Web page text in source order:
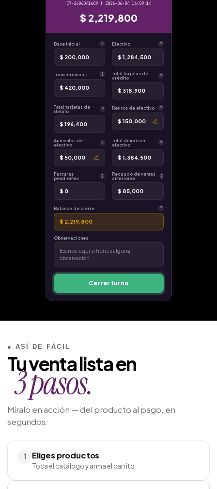
C7-2606041609 | 2026-06-04 16:09:14
$ 2,219,800
Base inicial ?
$ 200,000
Efectivo ?
$ 1,284,500
Transferencias ?
$ 420,000
Total tarjetas de
crédito
?
$ 318,900
Total tarjetas de
débito
?
$ 196,400
Retiros de efectivo ?
$ 150,000
Aumentos de
efectivo
?
$ 50,000
Total dinero en
efectivo
?
$ 1,384,500
Facturas
pendientes
?
$ 0
Recaudo de ventas
anteriores
?
$ 85,000
Balance de cierre ?
$ 2,219,800
Observaciones
Escribe aquí si tienes alguna
observación
Cerrar turno
● ASÍ DE FÁCIL
Tu venta lista en
3 pasos.
Míralo en acción — del producto al pago, en
segundos.
1 Eliges productos
Toca el catálogo y arma el carrito.